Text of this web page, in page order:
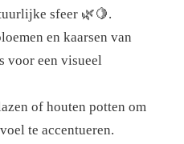
sfeer 🌿🍋.
en kaarsen van
voor een visueel
of houten potten om
te accentueren.